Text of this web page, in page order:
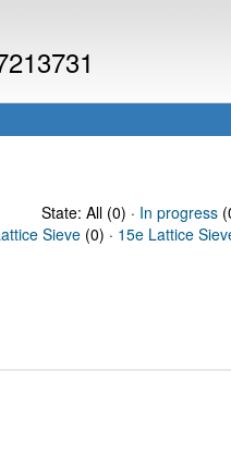
State: All (0) · In progress
Sieve (0) · 15e Lattice